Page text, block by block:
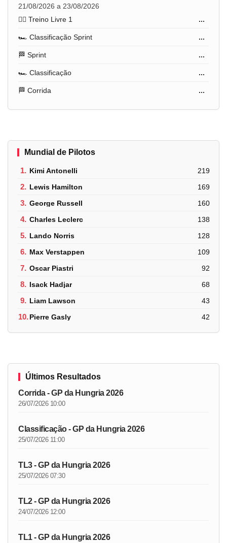
21/08/2026 a 23/08/2026
🏋️‍♂️ Treino Livre 1
...
🏎️ Classificação Sprint ...
🏁 Sprint ...
🏎️ Classificação ...
🏁 Corrida ...
Mundial de Pilotos
1. Kimi Antonelli 219
2. Lewis Hamilton 169
3. George Russell 160
4. Charles Leclerc 138
5. Lando Norris 128
6. Max Verstappen 109
7. Oscar Piastri 92
8. Isack Hadjar 68
9. Liam Lawson 43
10.Pierre Gasly 42
Últimos Resultados
Corrida - GP da Hungria 2026
26/07/2026 10:00
Classificação - GP da Hungria 2026
25/07/2026 11:00
TL3 - GP da Hungria 2026
25/07/2026 07:30
TL2 - GP da Hungria 2026
24/07/2026 12:00
TL1 - GP da Hungria 2026